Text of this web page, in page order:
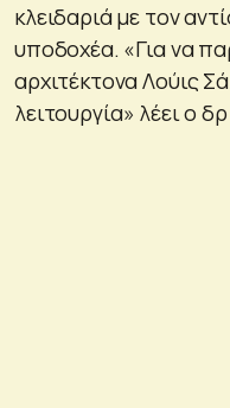
κλειδαριά με τον
υποδοχέα. «Για να
αρχιτέκτονα Λούις
λειτουργία» λέει ο